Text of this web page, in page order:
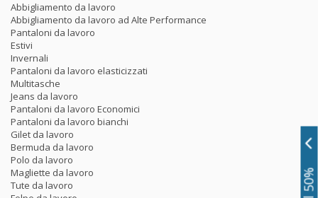
Abbigliamento da lavoro
Abbigliamento da lavoro ad Alte Performance
Pantaloni da lavoro
Estivi
Invernali
Pantaloni da lavoro elasticizzati
Multitasche
Jeans da lavoro
Pantaloni da lavoro Economici
Pantaloni da lavoro bianchi
Gilet da lavoro
Bermuda da lavoro
Polo da lavoro
Magliette da lavoro
Tute da lavoro